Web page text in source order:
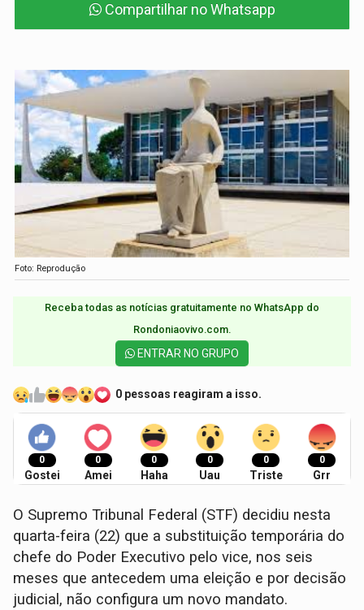
Compartilhar no Whatsapp
Foto: Reprodução
Receba todas as notícias gratuitamente no WhatsApp do
Rondoniaovivo.com.​
ENTRAR NO GRUPO
0 pessoas reagiram a isso.
0
Gostei
0
Amei
0
Haha
0
Uau
0
Triste
0
Grr
O Supremo Tribunal Federal (STF) decidiu nesta
quarta-feira (22) que a substituição temporária do
chefe do Poder Executivo pelo vice, nos seis
meses que antecedem uma eleição e por decisão
judicial, não configura um novo mandato.